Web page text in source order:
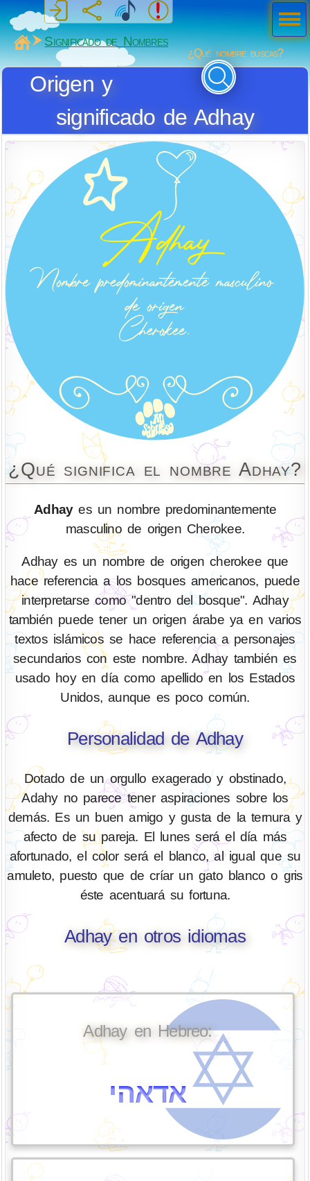
MiSabueso
Significado de Nombres
¿Qué nombre buscas?
Origen y
significado de Adhay
¿Qué significa el nombre Adhay?
Adhayes un nombre predominantemente
masculino de origen Cherokee.
Adhay es un nombre de origen cherokee que
hace referencia a los bosques americanos, puede
interpretarse como "dentro del bosque". Adhay
también puede tener un origen árabe ya en varios
textos islámicos se hace referencia a personajes
secundarios con este nombre. Adhay también es
usado hoy en día como apellido en los Estados
Unidos, aunque es poco común.
Personalidad de Adhay
Dotado de un orgullo exagerado y obstinado,
Adahy no parece tener aspiraciones sobre los
demás. Es un buen amigo y gusta de la ternura y
afecto de su pareja. El lunes será el día más
afortunado, el color será el blanco, al igual que su
amuleto, puesto que de críar un gato blanco o gris
éste acentuará su fortuna.
Adhay en otros idiomas
Adhay en Hebreo:
אדאהי
Men
ú